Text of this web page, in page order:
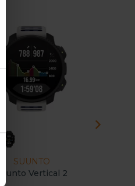
SUUNTO
Suunto Vertical 2